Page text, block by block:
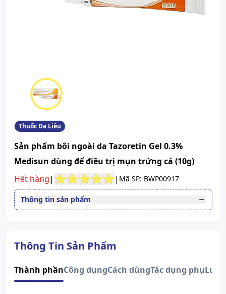
Thuốc Da Liễu
Sản phẩm bôi ngoài da Tazoretin Gel 0.3%
Medisun dùng để điều trị mụn trứng cá (10g)
Hết hàng| | Mã SP: BWP00917
Thông tin sản phẩm
Quy cách
Tuýp x 10g
Thành phần
Nhà sản xuất
CÔNG TY CỔ PHẦN DƯỢC PHẨM
MEDISUN
Thông Tin Sản Phẩm
Thành phầnCông dụngCách dùngTác dụng phụLưu